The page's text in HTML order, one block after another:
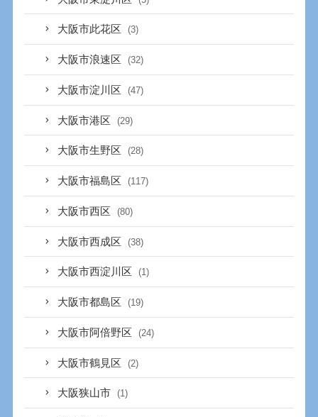
大阪市此花区 (3)
大阪市浪速区 (32)
大阪市淀川区 (47)
大阪市港区 (29)
大阪市生野区 (28)
大阪市福島区 (117)
大阪市西区 (80)
大阪市西成区 (38)
大阪市西淀川区 (1)
大阪市都島区 (19)
大阪市阿倍野区 (24)
大阪市鶴見区 (2)
大阪狭山市 (1)